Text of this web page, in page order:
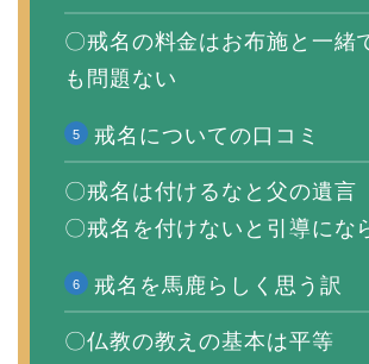
〇戒名の料金はお布施と一緒
も問題ない
戒名についての口コミ
〇戒名は付けるなと父の遺言
〇戒名を付けないと引導にな
戒名を馬鹿らしく思う訳
〇仏教の教えの基本は平等